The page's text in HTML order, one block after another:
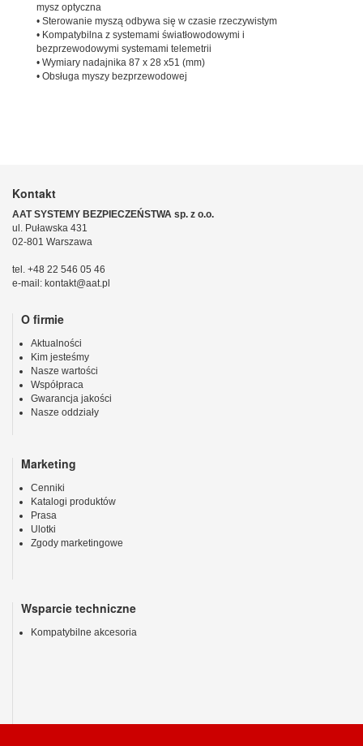
mysz optyczna
• Sterowanie myszą odbywa się w czasie rzeczywistym
• Kompatybilna z systemami światłowodowymi i
bezprzewodowymi systemami telemetrii
• Wymiary nadajnika 87 x 28 x51 (mm)
• Obsługa myszy bezprzewodowej
Kontakt
AAT SYSTEMY BEZPIECZEŃSTWA sp. z o.o.
ul. Puławska 431
02-801 Warszawa
tel. +48 22 546 05 46
e-mail: kontakt@aat.pl
O firmie
Aktualności
Kim jesteśmy
Nasze wartości
Współpraca
Gwarancja jakości
Nasze oddziały
Marketing
Cenniki
Katalogi produktów
Prasa
Ulotki
Zgody marketingowe
Wsparcie techniczne
Kompatybilne akcesoria